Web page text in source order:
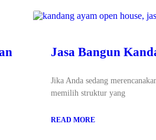
Jasa Bangun
Jika Anda sedang
memilih struktur yang
READ MORE